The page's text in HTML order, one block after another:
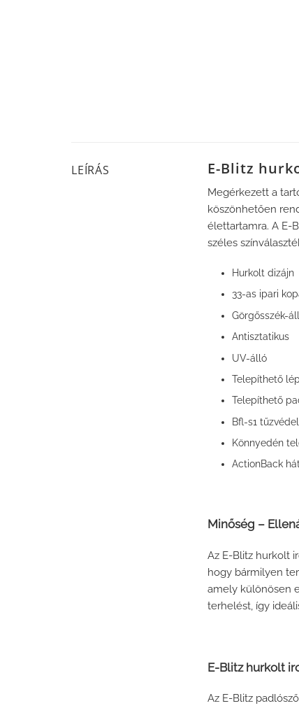
LEÍRÁS E-Blitz
Megérkezett a
köszönhetően
élettartamra. A E-
széles
Hurkolt dizájn
33-as ipari
Görgősszék-
Antisztatikus
UV-álló
Telepíthető
Telepíthető
Bfl-s1
Könnyedén
ActionBack
Minőség –
Az E-Blitz hurkolt
hogy bármilyen
amely különösen
terhelést, így
E-Blitz hurkolt
Az E-Blitz